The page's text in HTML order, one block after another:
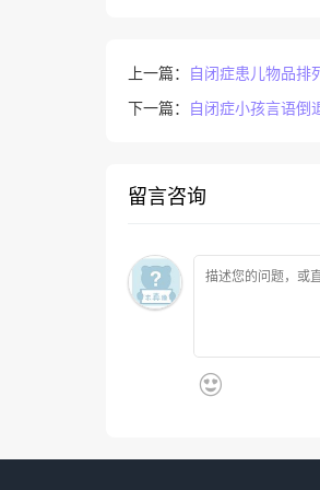
上一篇：
自闭症患儿物品排
下一篇：
自闭症小孩言语倒
留言咨询